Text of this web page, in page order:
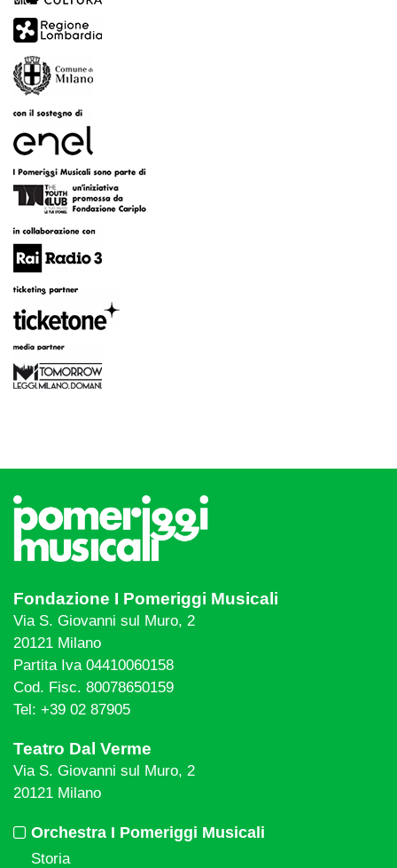
Fondazione I Pomeriggi Musicali
Via S. Giovanni sul Muro, 2
20121 Milano
Partita Iva 04410060158
Cod. Fisc. 80078650159
Tel: +39 02 87905
Teatro Dal Verme
Via S. Giovanni sul Muro, 2
20121 Milano
Orchestra I Pomeriggi Musicali
Storia